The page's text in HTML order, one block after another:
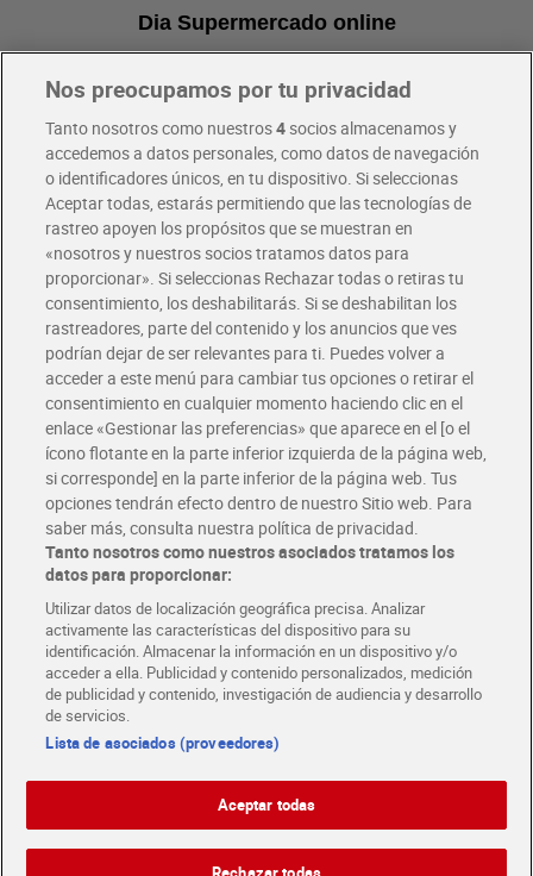
Dia Supermercado online
Pide hoy, recibe hoy
Envío gratis por compras superiores a 100€
Envío estandar por 4,99€
Glovo y Uber Eats
Solicita tu factura de Glovo o Uber Eats
Únete al CLUB Dia
Disfruta las ventajas y ofertas exclusivas.
Descárgate la APP Dia
Folletos y Tiendas
Descubre las mejores ofertas y busca tu tienda más cercana
Tarjeta MaX Dia
Te devuelve hasta 8€/mes de tus compras.
¡Solicita tu tarjeta de crédito aquí!
COMER MEJOR CADA DIA
COLABORA CON DIA ABRE TU TIENDA DIA CORPORATE
Nos preocupamos por tu privacidad
Tanto nosotros como nuestros4socios almacenamos y
accedemos a datos personales, como datos de navegación
o identificadores únicos, en tu dispositivo. Si seleccionas
Aceptar todas, estarás permitiendo que las tecnologías de
rastreo apoyen los propósitos que se muestran en
«nosotros y nuestros socios tratamos datos para
proporcionar». Si seleccionas Rechazar todas o retiras tu
consentimiento, los deshabilitarás. Si se deshabilitan los
rastreadores, parte del contenido y los anuncios que ves
podrían dejar de ser relevantes para ti. Puedes volver a
acceder a este menú para cambiar tus opciones o retirar el
consentimiento en cualquier momento haciendo clic en el
enlace «Gestionar las preferencias» que aparece en el [o el
ícono flotante en la parte inferior izquierda de la página web,
si corresponde] en la parte inferior de la página web. Tus
opciones tendrán efecto dentro de nuestro Sitio web. Para
saber más, consulta nuestra política de privacidad.
Tanto nosotros como nuestros asociados tratamos los
datos para proporcionar:
Utilizar datos de localización geográfica precisa. Analizar
activamente las características del dispositivo para su
identificación. Almacenar la información en un dispositivo y/o
acceder a ella. Publicidad y contenido personalizados, medición
de publicidad y contenido, investigación de audiencia y desarrollo
de servicios.
Lista de asociados (proveedores)
Aceptar todas